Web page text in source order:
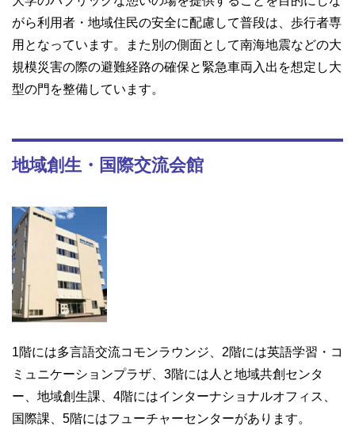
がら利用者・地域住民の安全に配慮して普段は、歩行者専
用となっています。また別の側面として南海地震などの大
規模災害の際の避難経路の確保と緊急車両入出を想定し大
型の門を整備しています。
地域創生・国際交流会館
1階には多言語交流コモンラウンジ、2階には英語学習・コ
ミュニケーションプラザ、3階には人と地域共創センタ
ー、地域創生課、4階にはインターナショナルオフィス、
国際課、5階にはフューチャーセンターがあります。